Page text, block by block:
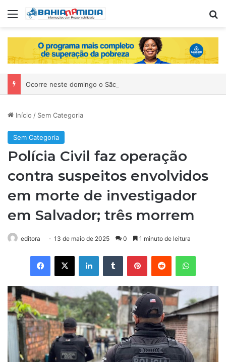
Menu
Início / Sem Categoria
Sem Categoria
Polícia Civil faz operação
contra suspeitos envolvidos
em morte de investigador
em Salvador; três morrem
editora 13 de maio de 2025 0 1 minuto de leitura